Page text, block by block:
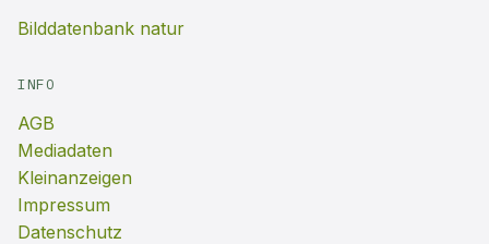
Bilddatenbank natur
INFO
AGB
Mediadaten
Kleinanzeigen
Impressum
Datenschutz